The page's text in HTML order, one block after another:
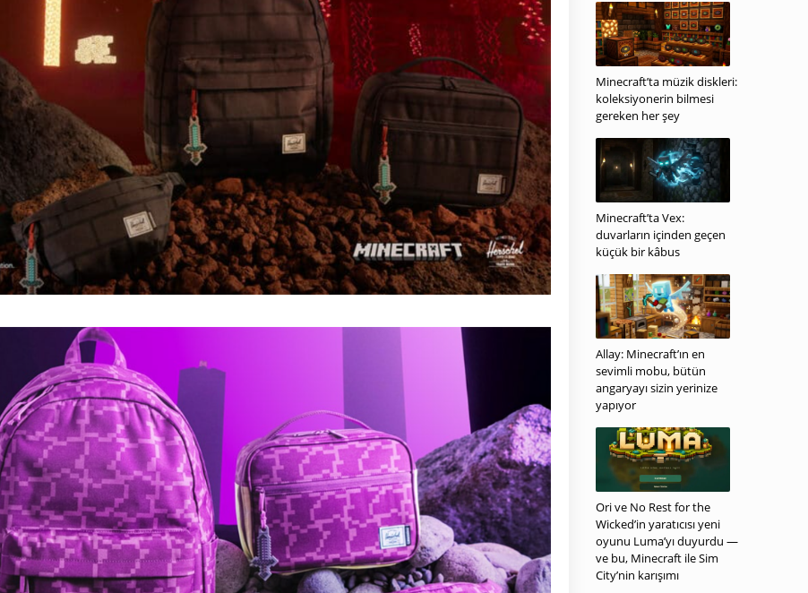
Minecraft’ta müzik diskleri:
koleksiyonerin bilmesi
gereken her şey
Minecraft’ta Vex:
duvarların içinden geçen
küçük bir kâbus
Allay: Minecraft’ın en
sevimli mobu, bütün
angaryayı sizin yerinize
yapıyor
Ori ve No Rest for the
Wicked’in yaratıcısı yeni
oyunu Luma’yı duyurdu —
ve bu, Minecraft ile Sim
City’nin karışımı